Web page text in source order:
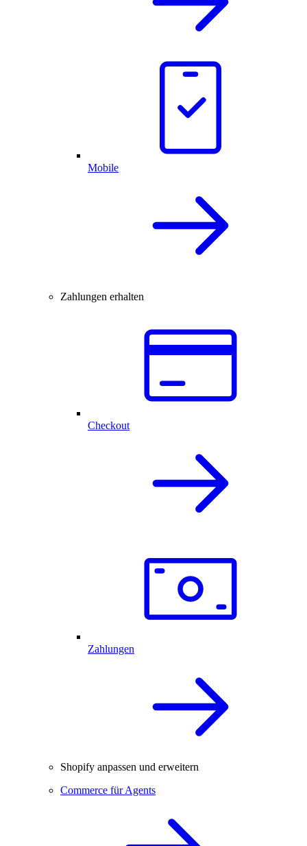
Mobile
Zahlungen erhalten
Checkout
Zahlungen
Shopify anpassen und erweitern
Commerce für Agents